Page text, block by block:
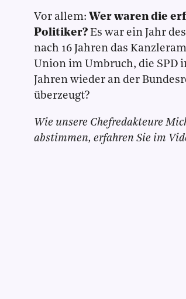
Vor allem: Wer waren die
Politiker? Es war ein Jahr
nach 16 Jahren das
Union im Umbruch, die SPD
Jahren wieder an der
überzeugt?
Wie unsere Chefredakteure
abstimmen, erfahren Sie im